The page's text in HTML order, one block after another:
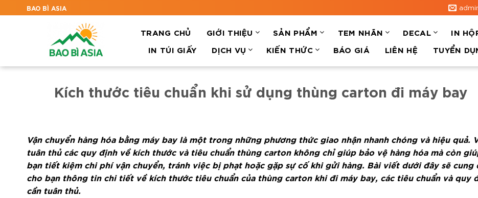
BAO BÌ ASIA
TRANG CHỦ GIỚI THIỆU SẢN PHẨM TEM NHÃN DECAL
IN
IN TÚI GIẤY
DỊCH VỤ KIẾN THỨC BÁO GIÁ LIÊN HỆ TUYỂN
Kích thước tiêu chuẩn khi sử dụng thùng carton đi máy bay
Vận chuyển hàng hóa bằng máy bay là một trong những phương thức giao nhận nhanh chóng và hiệu quả.
tuân thủ các quy định về kích thước và tiêu chuẩn thùng carton không chỉ giúp bảo vệ hàng hóa mà còn
bạn tiết kiệm chi phí vận chuyển, tránh việc bị phạt hoặc gặp sự cố khi gửi hàng. Bài viết dưới đây sẽ cung
cho bạn thông tin chi tiết về kích thước tiêu chuẩn của thùng carton khi đi máy bay, các tiêu chuẩn và quy
cần tuân thủ.